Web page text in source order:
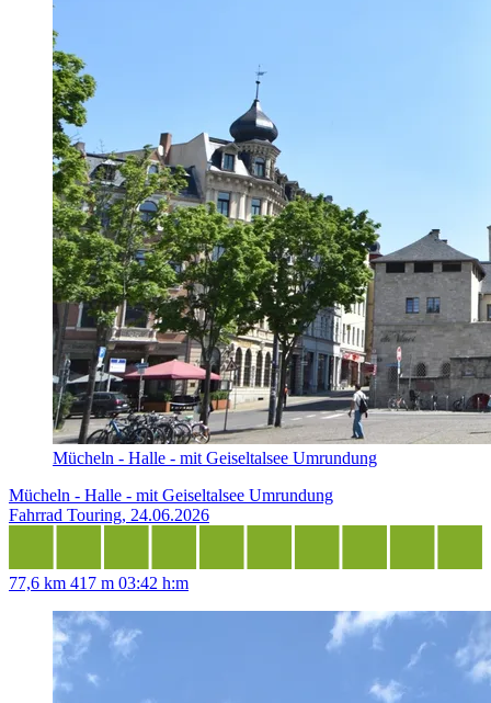
Mücheln - Halle - mit Geiseltalsee Umrundung
Mücheln - Halle - mit Geiseltalsee Umrundung
Fahrrad Touring, 24.06.2026
77,6 km 417 m 03:42 h:m